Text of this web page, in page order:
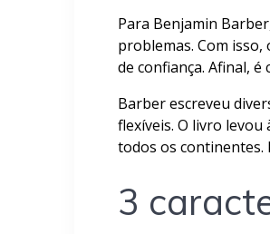
Para Benjamin
problemas. Com
de confiança. Afinal,
Barber escreveu
flexíveis. O livro
todos os continentes.
3